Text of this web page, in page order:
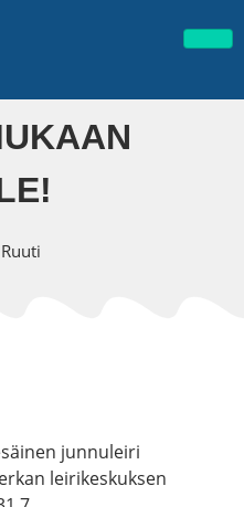
junnuleiri
leirikeskuksen